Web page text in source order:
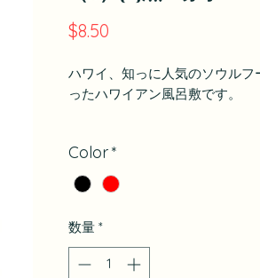
$8.50価
ハワイ、知っに人気のソウルフ
ったハワイアン風呂敷です。
Color*
数量 *